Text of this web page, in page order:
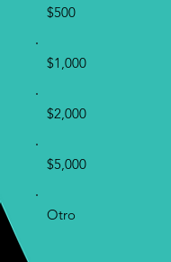
$500
$1,000
$2,000
$5,000
Otro